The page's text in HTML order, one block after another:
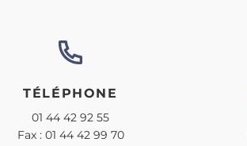
TÉLÉPHONE
01 44 42 92 55
Fax : 01 44 42 99 70